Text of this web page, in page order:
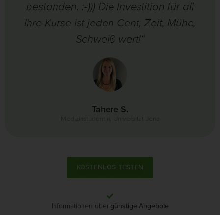
bestanden. :-))) Die Investition für all
Ihre Kurse ist jeden Cent, Zeit, Mühe,
Schweiß wert!“
Tahere S.
KOSTENLOS TESTEN
Informationen über günstige Angebote